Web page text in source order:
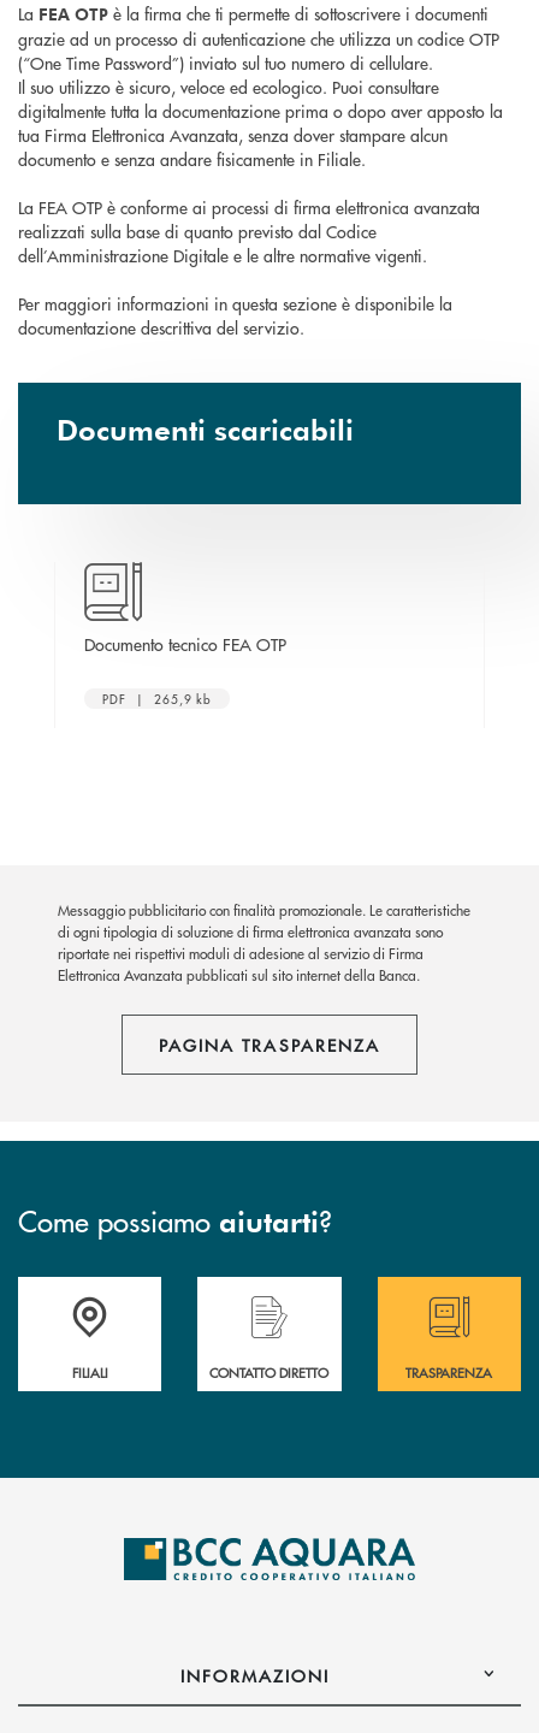
La FEA OTP è la firma che ti permette di sottoscrivere i documenti
grazie ad un processo di autenticazione che utilizza un codice OTP
(“One Time Password”) inviato sul tuo numero di cellulare.
Il suo utilizzo è sicuro, veloce ed ecologico. Puoi consultare
digitalmente tutta la documentazione prima o dopo aver apposto la
tua Firma Elettronica Avanzata, senza dover stampare alcun
documento e senza andare fisicamente in Filiale.
La FEA OTP è conforme ai processi di firma elettronica avanzata
realizzati sulla base di quanto previsto dal Codice
dell’Amministrazione Digitale e le altre normative vigenti.
Per maggiori informazioni in questa sezione è disponibile la
documentazione descrittiva del servizio.
Documenti scaricabili
nuova finestraDocumento tecnico FEA OTPapre una nuova finestra
PDF | 265,9 kb
Messaggio pubblicitario con finalità promozionale. Le caratteristiche
di ogni tipologia di soluzione di firma elettronica avanzata sono
riportate nei rispettivi moduli di adesione al servizio di Firma
Elettronica Avanzata pubblicati sul sito internet della Banca.
PAGINA TRASPARENZA
Come possiamo aiutarti?
Trova la filiale più vicina a te
FILIALI
Hai bisogno di assistenza immediata ?
CONTATTO DIRETTO
Hai bisogno di
TRASPARENZA
INFORMAZIONI